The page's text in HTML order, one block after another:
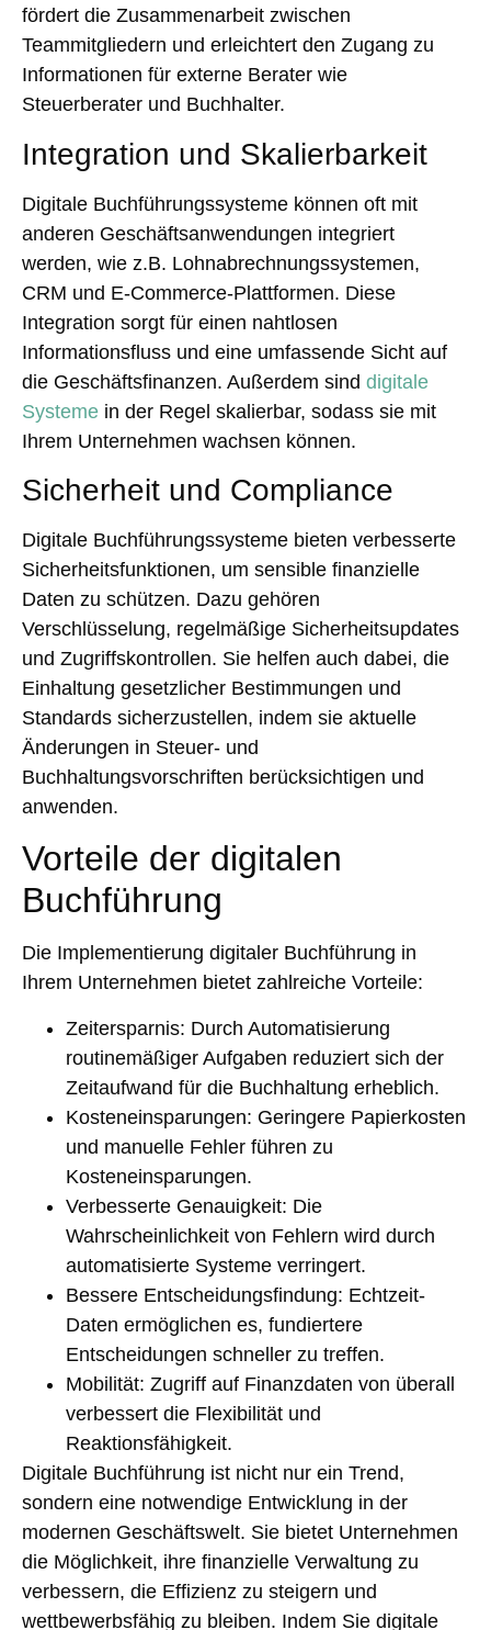
fördert die Zusammenarbeit zwischen
Teammitgliedern und erleichtert den Zugang zu
Informationen für externe Berater wie
Steuerberater und Buchhalter.
Integration und Skalierbarkeit
Digitale Buchführungssysteme können oft mit
anderen Geschäftsanwendungen integriert
werden, wie z.B. Lohnabrechnungssystemen,
CRM und E-Commerce-Plattformen. Diese
Integration sorgt für einen nahtlosen
Informationsfluss und eine umfassende Sicht auf
die Geschäftsfinanzen. Außerdem sind digitale
Systeme in der Regel skalierbar, sodass sie mit
Ihrem Unternehmen wachsen können.
Sicherheit und Compliance
Digitale Buchführungssysteme bieten verbesserte
Sicherheitsfunktionen, um sensible finanzielle
Daten zu schützen. Dazu gehören
Verschlüsselung, regelmäßige Sicherheitsupdates
und Zugriffskontrollen. Sie helfen auch dabei, die
Einhaltung gesetzlicher Bestimmungen und
Standards sicherzustellen, indem sie aktuelle
Änderungen in Steuer- und
Buchhaltungsvorschriften berücksichtigen und
anwenden.
Vorteile der digitalen
Buchführung
Die Implementierung digitaler Buchführung in
Ihrem Unternehmen bietet zahlreiche Vorteile:
Zeitersparnis: Durch Automatisierung
routinemäßiger Aufgaben reduziert sich der
Zeitaufwand für die Buchhaltung erheblich.
Kosteneinsparungen: Geringere Papierkosten
und manuelle Fehler führen zu
Kosteneinsparungen.
Verbesserte Genauigkeit: Die
Wahrscheinlichkeit von Fehlern wird durch
automatisierte Systeme verringert.
Bessere Entscheidungsfindung: Echtzeit-
Daten ermöglichen es, fundiertere
Entscheidungen schneller zu treffen.
Mobilität: Zugriff auf Finanzdaten von überall
verbessert die Flexibilität und
Reaktionsfähigkeit.
Digitale Buchführung ist nicht nur ein Trend,
sondern eine notwendige Entwicklung in der
modernen Geschäftswelt. Sie bietet Unternehmen
die Möglichkeit, ihre finanzielle Verwaltung zu
verbessern, die Effizienz zu steigern und
wettbewerbsfähig zu bleiben. Indem Sie digitale